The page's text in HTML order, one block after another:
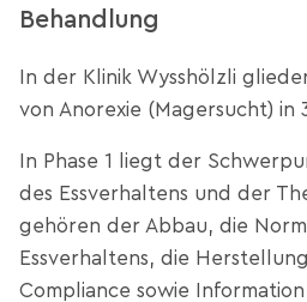
Behandlung
In der Klinik Wysshölzli
von Anorexie (Magersucht) in
In Phase 1 liegt der
des Essverhaltens und der
gehören der Abbau, die
Essverhaltens, die
Compliance sowie Information